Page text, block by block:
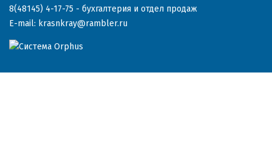
8(48145) 4-17-75 - бухгалтерия и отдел продаж
E-mail: krasnkray@rambler.ru